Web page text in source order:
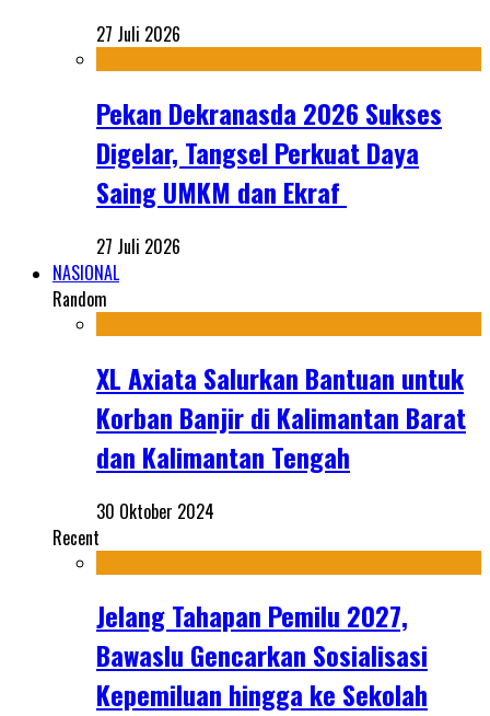
27 Juli 2026
Pekan Dekranasda 2026 Sukses
Digelar, Tangsel Perkuat Daya
Saing UMKM dan Ekraf
27 Juli 2026
NASIONAL
Random
XL Axiata Salurkan Bantuan untuk
Korban Banjir di Kalimantan Barat
dan Kalimantan Tengah
30 Oktober 2024
Recent
Jelang Tahapan Pemilu 2027,
Bawaslu Gencarkan Sosialisasi
Kepemiluan hingga ke Sekolah